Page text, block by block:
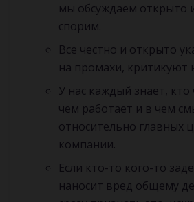
мы обсуждаем открыто
спорим.
Все честно и открыто
на промахи, критикуют
У нас каждый знает, кто
чем работает и в чем
относительно главных
компании.
Если кто-то кого-то
наносит вред общему